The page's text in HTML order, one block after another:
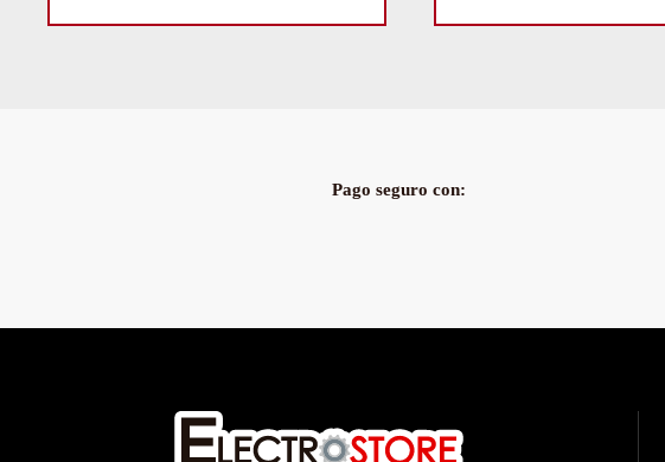
Pago seguro con: